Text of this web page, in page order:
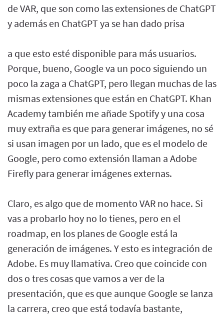
de VAR, que son como las extensiones de ChatGPT
y además en ChatGPT ya se han dado prisa
a que esto esté disponible para más usuarios.
Porque, bueno, Google va un poco siguiendo un
poco la zaga a ChatGPT, pero llegan muchas de las
mismas extensiones que están en ChatGPT. Khan
Academy también me añade Spotify y una cosa
muy extraña es que para generar imágenes, no sé
si usan imagen por un lado, que es el modelo de
Google, pero como extensión llaman a Adobe
Firefly para generar imágenes externas.
Claro, es algo que de momento VAR no hace. Si
vas a probarlo hoy no lo tienes, pero en el
roadmap, en los planes de Google está la
generación de imágenes. Y esto es integración de
Adobe. Es muy llamativa. Creo que coincide con
dos o tres cosas que vamos a ver de la
presentación, que es que aunque Google se lanza
la carrera, creo que está todavía bastante,